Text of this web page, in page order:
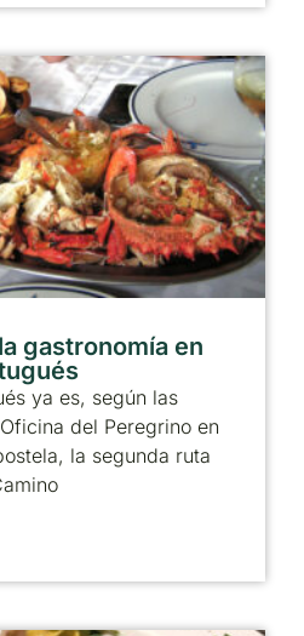
gastronomía en
ya es, según las
del Peregrino en
la segunda ruta